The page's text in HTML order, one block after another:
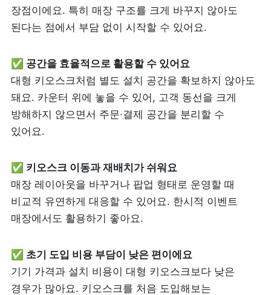
광고 제휴
고객 지원
상담 받기
제품 도입 문의
사용 중 기능 문의
사업 제휴 문의
포스 무료 다운로드
장점이에요. 특히 매장 구조를 크게 바꾸지 않아도
된다는 점에서 부담 없이 시작할 수 있어요.
✅ 공간을 효율적으로 활용할 수 있어요
대형 키오스크처럼 별도 설치 공간을 확보하지 않아도
돼요. 카운터 위에 놓을 수 있어, 고객 동선을 크게
방해하지 않으면서 주문·결제 공간을 분리할 수
있어요.
✅ 키오스크 이동과 재배치가 쉬워요
매장 레이아웃을 바꾸거나 팝업 형태로 운영할 때
비교적 유연하게 대응할 수 있어요. 한시적 이벤트
매장에서도 활용하기 좋아요.
✅ 초기 도입 비용 부담이 낮은 편이에요
기기 가격과 설치 비용이 대형 키오스크보다 낮은
경우가 많아요. 키오스크를 처음 도입해보는